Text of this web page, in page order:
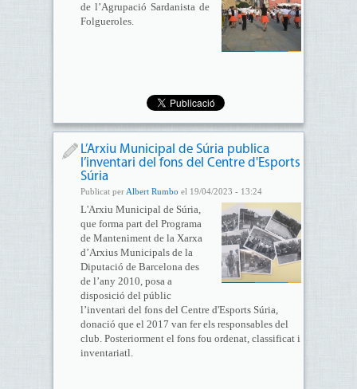
de l’Agrupació Sardanista de
Folgueroles.
L’Arxiu Municipal de Súria publica
l’inventari del fons del Centre d'Esports
Súria
Publicat per Albert Rumbo el 19/04/2023 - 13:24
L'Arxiu Municipal de Súria,
que forma part del Programa
de Manteniment de la Xarxa
d’Arxius Municipals de la
Diputació de Barcelona des
de l’any 2010, posa a
disposició del públic
l’inventari del fons del Centre d'Esports Súria,
donació que el 2017 van fer els responsables del
club. Posteriorment el fons fou ordenat, classificat i
inventariatl.